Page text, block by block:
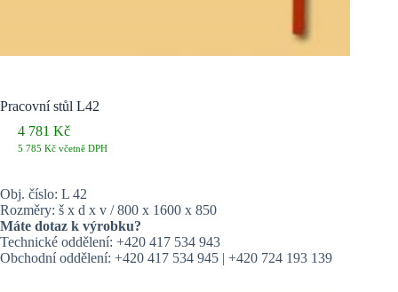
Pracovní stůl L42
4 781 Kč
5 785 Kč včetně DPH
Obj. číslo: L 42
Rozměry: š x d x v / 800 x 1600 x 850
Máte dotaz k výrobku?
Technické oddělení: +420 417 534 943
Obchodní oddělení: +420 417 534 945 | +420 724 193 139